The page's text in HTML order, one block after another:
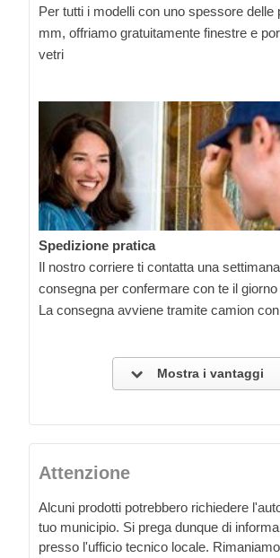
Per tutti i modelli con uno spessore delle
mm, offriamo gratuitamente finestre e
vetri
Spedizione pratica
Il nostro corriere ti contatta una
consegna per confermare con te il
La consegna avviene tramite camion
Mostra i vantaggi
Attenzione
Alcuni prodotti potrebbero richiedere
tuo municipio. Si prega dunque di
presso l'ufficio tecnico locale.